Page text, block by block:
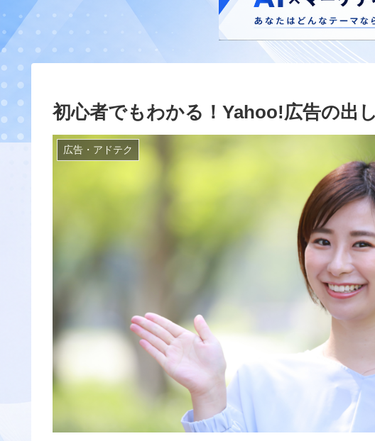
初心者でもわかる！Yahoo!広告の出
広告・アドテク